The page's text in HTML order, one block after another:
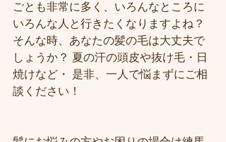
ごとも非常に多く、いろんなところに
いろんな人と行きたくなりますよね？
そんな時、あなたの髪の毛は大丈夫で
しょうか？ 夏の汗の頭皮や抜け毛・日
焼けなど・ 是非、一人で悩まずにご相
談ください！